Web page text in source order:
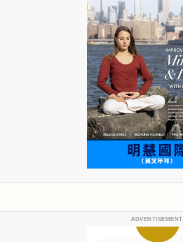
ADVERTISEMENT